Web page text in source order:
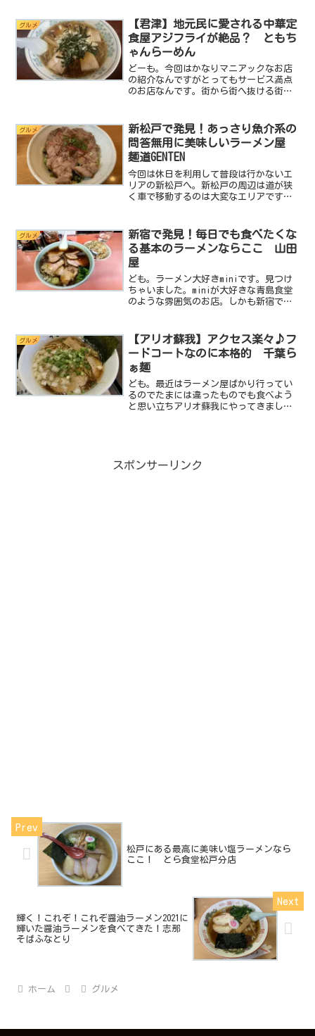
最強のウナギ屋さんに行ってきたのでご
紹介します。ラーメン...
グルメ
【君津】地元民に愛される中華定
食屋アジフライが絶品？ ともち
ゃんらーめん
どーも。今回はかなりマニアックなお店
の紹介なんですがとってもサービス満点
のお店なんです。街から街へ抜ける街道
かり勢いで入ったお店なんですがこれま
た大当たり！美味しいし、...
グルメ
新松戸で発見！あっさり魚介系の
問答無用に美味しいラーメン屋
麺道GENTEN
今回は休日を利用して普段は行かないエ
リアの新松戸へ。新松戸の周辺は道が狭
く車で移動するのは大変なエリアですが
い街、新松戸をブラブラしていて見つけ
たのがこちら麺道GENT...
グルメ
新宿で発見！毎日でも食べたくな
る基本のラーメンならここ 山田
屋
ども。ラーメン大好きminiです。見つけ
ちゃいました。miniが大好きな青島食堂
のような雰囲気のお店。しかも新宿で。
はとっても幸せです。その名も山田屋。
名前もとって...
グルメ
【アリオ蘇我】アクセス楽々♪フ
ードコートなのに本格的 千葉ら
ぁ麺
ども。最近はラーメン屋ばかり行ってい
るのでたまには違ったものでも食べよう
と思い立ちアリオ蘇我にやってきまし
スポンサーリンク
松戸にある最高に美味い塩ラーメンなら
ここ！ とら食堂松戸分店
輝く！これぞ！これぞ醤油ラーメン2021に
輝いた醤油ラーメンを食べてきた！志那
そばふなとり
ホーム グルメ